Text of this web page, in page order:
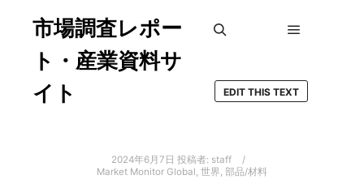
市場調査レポー
ト・産業資料サ
イト
EDIT THIS TEXT
2024年6月7日 投稿者: staff
Market Monitor Global, 世界, 部品/材料